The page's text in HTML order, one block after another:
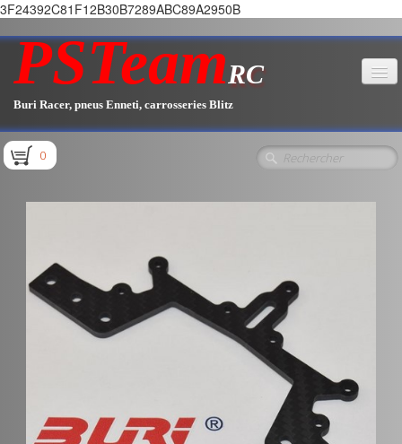
3F24392C81F12B30B7289ABC89A2950B
PSTeamRC
Buri Racer, pneus Enneti, carrosseries Blitz
Accueil
Pièces E1.3
Pièces E2.1
0